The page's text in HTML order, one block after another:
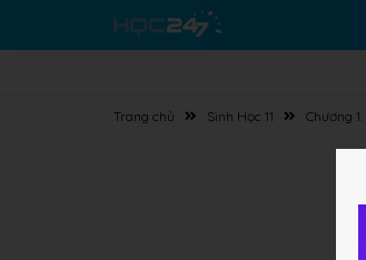
Trang chủ Sinh Học 11 Chương